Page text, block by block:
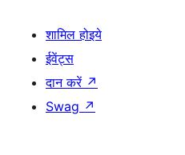
शामिल होइये
ईवेंट्स
दान करें ↗
Swag ↗